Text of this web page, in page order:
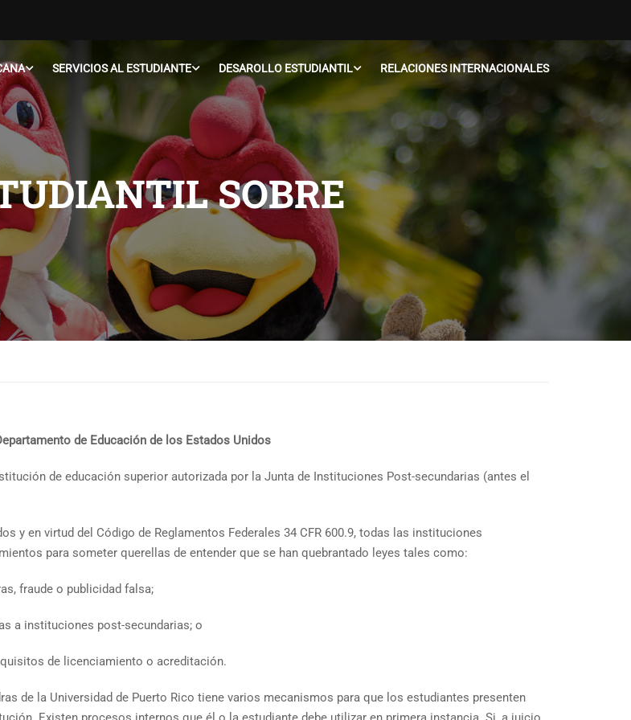
SERVICIOS AL ESTUDIANTE DESAROLLO ESTUDIANTIL RELACIONES INTERNACIONALES
SOBRE
de Educación de los Estados Unidos
de educación superior autorizada por la Junta de Instituciones Post-secundarias (antes el
y en virtud del Código de Reglamentos Federales 34 CFR 600.9, todas las instituciones
para someter querellas de entender que se han quebrantado leyes tales como:
fraude o publicidad falsa;
a instituciones post-secundarias; o
de licenciamiento o acreditación.
de la Universidad de Puerto Rico tiene varios mecanismos para que los estudiantes presenten